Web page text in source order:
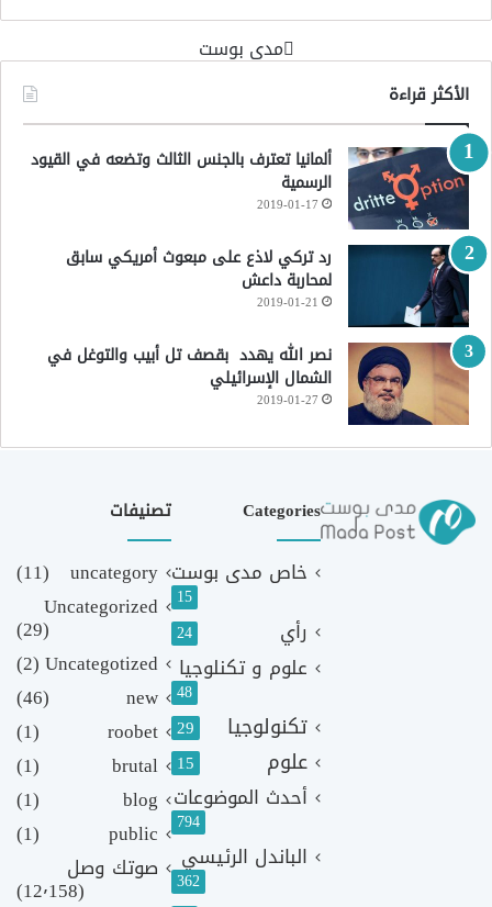
‏مدى بوست‏
الأكثر قراءة
ألمانيا تعترف بالجنس الثالث وتضعه في القيود
الرسمية
2019-01-17
رد تركي لاذع على مبعوث أمريكي سابق
لمحاربة داعش
2019-01-21
نصر الله يهدد بقصف تل أبيب والتوغل في
الشمال الإسرائيلي
2019-01-27
Categories
خاص مدى بوست
15
رأي 24
علوم و تكنلوجيا
48
تكنولوجيا 29
علوم 15
أحدث الموضوعات
794
الباندل الرئيسي
362
تصنيفات
uncategory
(11)
Uncategorized
(29)
Uncategotized
(2)
new
(46)
roobet
(1)
brutal
(1)
blog
(1)
public
(1)
صوتك وصل
(12٬158)